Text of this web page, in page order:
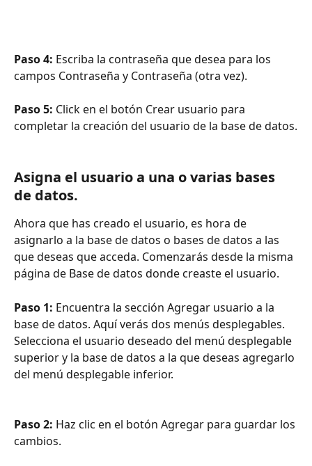
Paso 4: Escriba la contraseña que desea para los
campos Contraseña y Contraseña (otra vez).
Paso 5: Click en el botón Crear usuario para
completar la creación del usuario de la base de datos.
Asigna el usuario a una o varias bases
de datos.
Ahora que has creado el usuario, es hora de
asignarlo a la base de datos o bases de datos a las
que deseas que acceda. Comenzarás desde la misma
página de Base de datos donde creaste el usuario.
Paso 1: Encuentra la sección Agregar usuario a la
base de datos. Aquí verás dos menús desplegables.
Selecciona el usuario deseado del menú desplegable
superior y la base de datos a la que deseas agregarlo
del menú desplegable inferior.
Paso 2: Haz clic en el botón Agregar para guardar los
cambios.